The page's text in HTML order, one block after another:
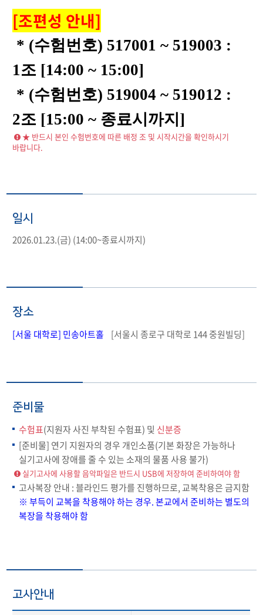
[조편성 안내]
* (수험번호) 517001 ~ 519003 :
1조 [14:00 ~ 15:00]
* (수험번호) 519004 ~ 519012 :
2조 [15:00 ~ 종료시까지]
★ 반드시 본인 수험번호에 따른 배정 조 및 시작시간을 확인하시기
바랍니다.
일시
2026.01.23.(금) (14:00~종료시까지)
장소
[서울 대학로] 민송아트홀
[서울시 종로구 대학로 144 중원빌딩]
준비물
수험표(지원자 사진 부착된 수험표) 및 신분증
[준비물] 연기 지원자의 경우 개인소품(기본 화장은 가능하나
실기고사에 장애를 줄 수 있는 소재의 물품 사용 불가)
실기고사에 사용할 음악파일은 반드시 USB에 저장하여 준비하여야 함
고사복장 안내 : 블라인드 평가를 진행하므로, 교복착용은 금지함
※ 부득이 교복을 착용해야 하는 경우. 본교에서 준비하는 별도의
복장을 착용해야 함
고사안내